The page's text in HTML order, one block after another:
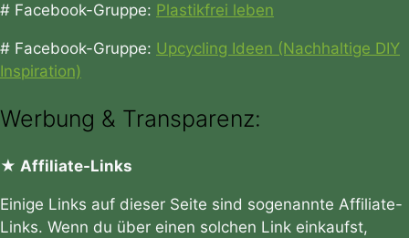
# Facebook-Gruppe: Plastikfrei leben
# Facebook-Gruppe: Upcycling Ideen (Nachhaltige DIY
Inspiration)
Werbung & Transparenz:
★ Affiliate-Links
Einige Links auf dieser Seite sind sogenannte Affiliate-
Links. Wenn du über einen solchen Link einkaufst,